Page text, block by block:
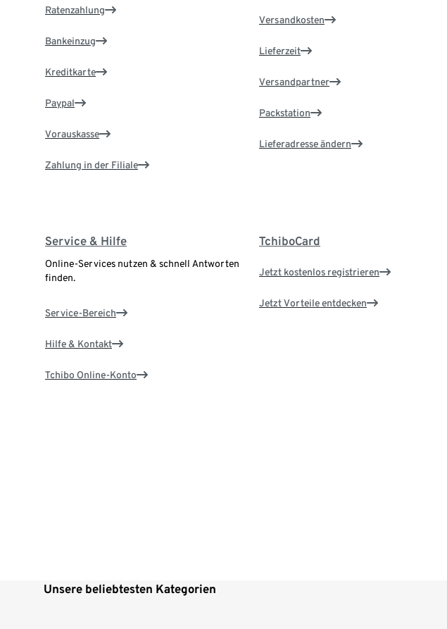
Ratenzahlung
Bankeinzug
Kreditkarte
Paypal
Vorauskasse
Zahlung in der Filiale
Versandkosten
Lieferzeit
Versandpartner
Packstation
Lieferadresse ändern
Service & Hilfe
Online-Services nutzen & schnell Antworten
finden.
Service-Bereich
Hilfe & Kontakt
Tchibo Online-Konto
TchiboCard
Jetzt kostenlos registrieren
Jetzt Vorteile entdecken
Unsere beliebtesten Kategorien